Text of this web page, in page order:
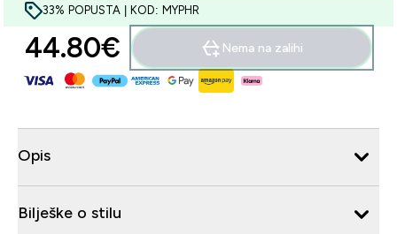
33% POPUSTA | KOD: MYPHR
44.80€‎ Nema na zalihi
Opis
Bilješke o stilu